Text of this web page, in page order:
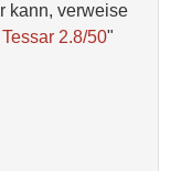
kann, verweise
2.8/50"